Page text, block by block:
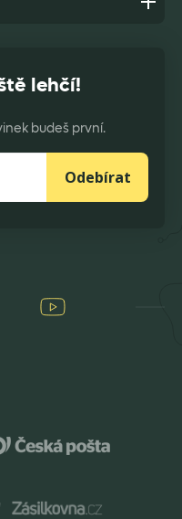
lehčí!
budeš první.
Odebírat
Instagram